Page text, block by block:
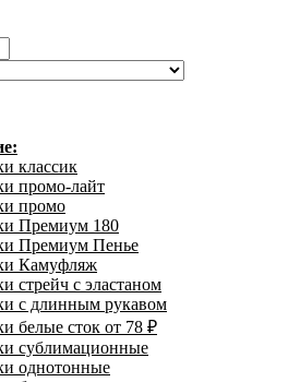
классик
промо-лайт
промо
Премиум 180
Премиум Пенье
Камуфляж
стрейч с эластаном
с длинным рукавом
белые сток от 78 ₽
сублимационные
однотонные